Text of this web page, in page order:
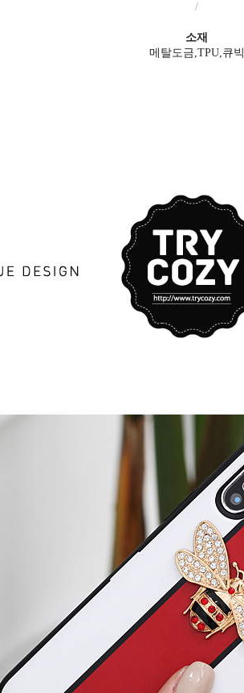
/
소재
메탈도금,TPU,큐빅